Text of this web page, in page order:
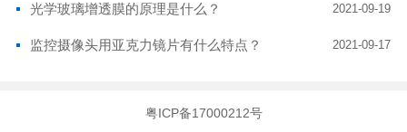
光学玻璃增透膜的原理是什么？ 2021-09-19
监控摄像头用亚克力镜片有什么特点？ 2021-09-17
粤ICP备17000212号